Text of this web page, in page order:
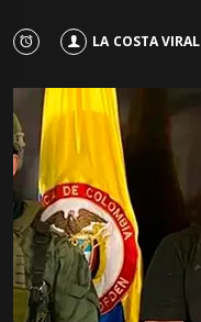
LA COSTA VIRAL